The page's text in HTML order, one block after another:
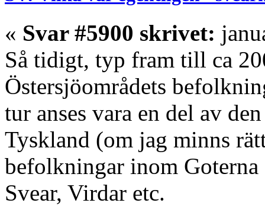
« Svar #5900 skrivet:
Så tidigt, typ fram till ca
Östersjöområdets
tur anses vara en del av
Tyskland (om jag minns
befolkningar inom Goterna
Svear, Virdar etc.